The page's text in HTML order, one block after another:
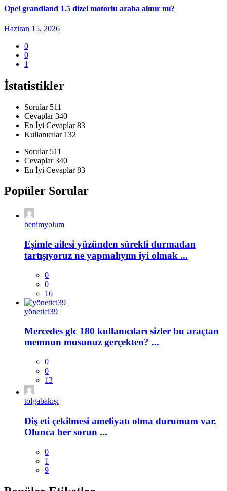
Opel grandland 1.5 dizel motorlu araba alınır mı?
Haziran 15, 2026
0
0
1
İstatistikler
Sorular 511
Cevaplar340
En İyi Cevaplar83
Kullanıcılar 132
İstatistikler
Sorular 511
Cevaplar340
En İyi Cevaplar83
Popüler Sorular
benimyolum
Eşimle ailesi yüzünden sürekli durmadan
tartışıyoruz ne yapmalıyım iyi olmak ...
0
0
16
yönetici39
Mercedes glc 180 kullanıcıları sizler bu araçtan
memnun musunuz gerçekten? ...
0
0
13
tolgabakışı
Diş eti çekilmesi ameliyatı olma durumum var.
Olunca her sorun ...
0
1
9